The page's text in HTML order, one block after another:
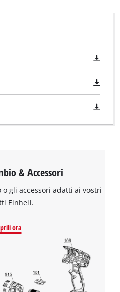
& Accessori
gli accessori adatti ai vostri
Einhell.
ora